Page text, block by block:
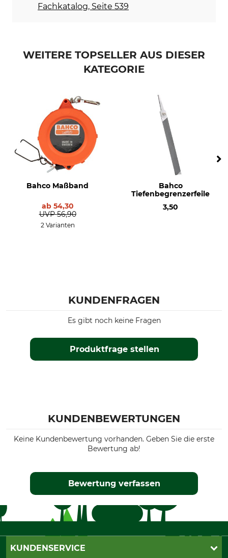
Fachkatalog, Seite 539
WEITERE TOPSELLER AUS DIESER
KATEGORIE
Bahco Maßband
ab 54,30
UVP 56,90
2 Varianten
Bahco
Tiefenbegrenzerfeile
3,50
KUNDENFRAGEN
Produktfrage stellen
Es gibt noch keine Fragen
KUNDENBEWERTUNGEN
Keine Kundenbewertung vorhanden. Geben Sie die erste
Bewertung ab!
Bewertung verfassen
KUNDENSERVICE